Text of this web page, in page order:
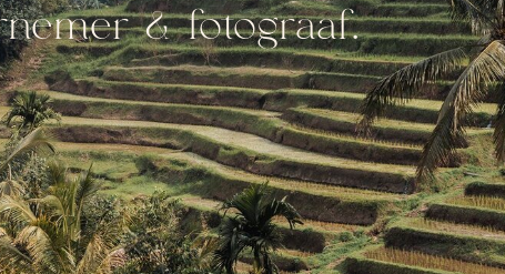
& fotograaf.